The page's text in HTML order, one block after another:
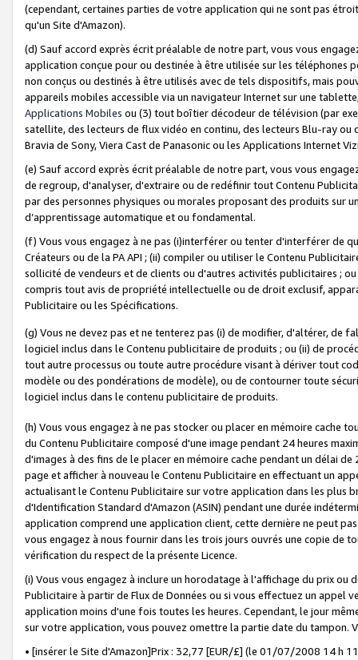
(cependant, certaines parties de votre application qui ne sont pas
qu'un Site d'Amazon).
(d) Sauf accord exprès écrit préalable de notre part, vous vous
application conçue pour ou destinée à être utilisée sur les téléphones
non conçus ou destinés à être utilisés avec de tels dispositifs, mais
appareils mobiles accessible via un navigateur Internet sur une
Applications Mobiles ou (3) tout boîtier décodeur de télévision (par
satellite, des lecteurs de flux vidéo en continu, des lecteurs Blu-ray
Bravia de Sony, Viera Cast de Panasonic ou les Applications Internet
(e) Sauf accord exprès écrit préalable de notre part, vous vous
de regroup, d'analyser, d'extraire ou de redéfinir tout Contenu
par des personnes physiques ou morales proposant des produits sur
d’apprentissage automatique et ou fondamental.
(f) Vous vous engagez à ne pas (i)interférer ou tenter d'interférer de
Créateurs ou de la PA API ; (ii) compiler ou utiliser le Contenu
sollicité de vendeurs et de clients ou d'autres activités publicitaires ;
compris tout avis de propriété intellectuelle ou de droit exclusif,
Publicitaire ou les Spécifications.
(g) Vous ne devez pas et ne tenterez pas (i) de modifier, d'altérer, de
logiciel inclus dans le Contenu publicitaire de produits ; ou (ii) de
tout autre processus ou toute autre procédure visant à dériver tout
modèle ou des pondérations de modèle), ou de contourner toute
logiciel inclus dans le contenu publicitaire de produits.
(h) Vous vous engagez à ne pas stocker ou placer en mémoire cache
du Contenu Publicitaire composé d'une image pendant 24 heures
d'images à des fins de le placer en mémoire cache pendant un délai
page et afficher à nouveau le Contenu Publicitaire en effectuant un
actualisant le Contenu Publicitaire sur votre application dans les plus
d'Identification Standard d'Amazon (ASIN) pendant une durée
application comprend une application client, cette dernière ne peut
vous engagez à nous fournir dans les trois jours ouvrés une copie de
vérification du respect de la présente Licence.
(i) Vous vous engagez à inclure un horodatage à l'affichage du prix
Publicitaire à partir de Flux de Données ou si vous effectuez un appel
application moins d'une fois toutes les heures. Cependant, le jour
sur votre application, vous pouvez omettre la partie date du tampon.
• [insérer le Site d'Amazon]Prix : 32,77 [EUR/£] (le 01/07/2008 14 h